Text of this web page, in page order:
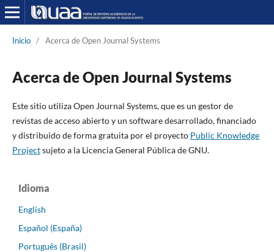
Inicio / Acerca de Open Journal Systems
Acerca de Open Journal Systems
Este sitio utiliza Open Journal Systems,que es un gestor de
revistas de acceso abierto y un software desarrollado, financiado
y distribuido de forma gratuita por el proyecto Public Knowledge
Projectsujeto a la Licencia General Pública de GNU.
Idioma
English
Español (España)
Português (Brasil)